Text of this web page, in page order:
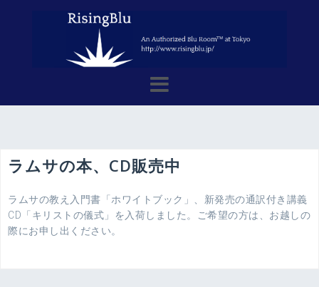
ラムサの本、CD販売中
ラムサの教え入門書「ホワイトブック」、新発売の通訳付き講義
CD「キリストの儀式」を入荷しました。ご希望の方は、お越しの
際にお申し出ください。